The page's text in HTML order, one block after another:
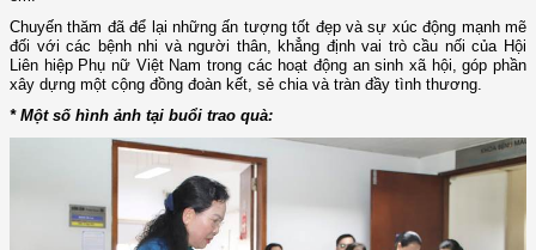
Chuyến thăm đã để lại những ấn tượng tốt đẹp và sự xúc động mạnh mẽ
đối với các bệnh nhi và người thân, khẳng định vai trò cầu nối của Hội
Liên hiệp Phụ nữ Việt Nam trong các hoạt động an sinh xã hội, góp phần
xây dựng một cộng đồng đoàn kết, sẻ chia và tràn đầy tình thương.
* Một số hình ảnh tại buổi trao quà: